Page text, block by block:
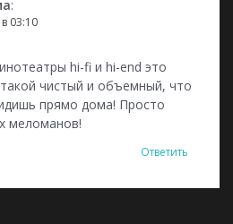
:
03:10
hi-fi и hi-end это
чистый и объемный, что
прямо дома! Просто
меломанов!
Ответить